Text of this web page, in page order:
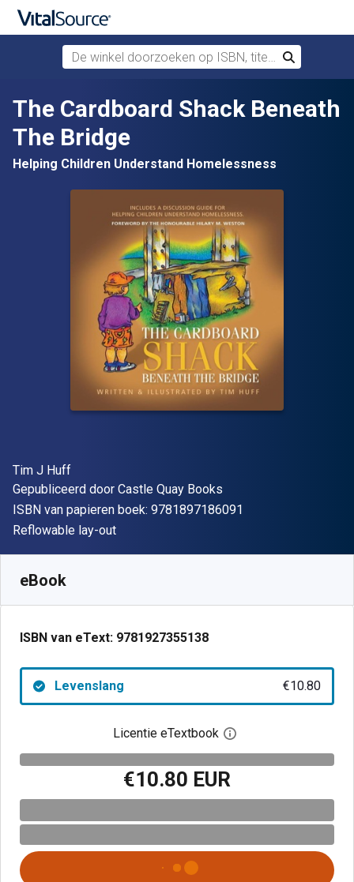
Verdergaan naar belangrijkste inhoud
De winkel doorzoeken op ISBN, titel of auteur
Zoek
The Cardboard Shack Beneath
The Bridge
Helping Children Understand Homelessness
Auteur(s)
Tim J Huff
Uitgever
Gepubliceerd door Castle Quay Books
ISBN van papieren boek: 9781897186091
Indeling
Reflowable lay-out
eBook
ISBN van eText: 9781927355138
Levenslang €10.80
Licentie eTextbook Open het
€10.80 EUR